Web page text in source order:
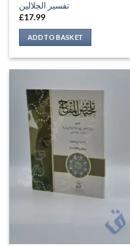
تفسير الجلالين
£17.99
ADD TO BASKET